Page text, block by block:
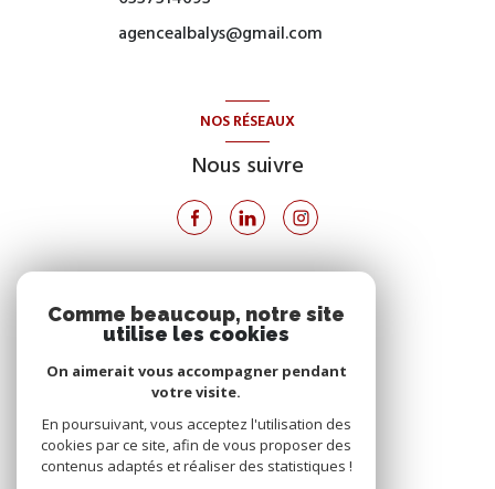
agencealbalys@gmail.com
NOS RÉSEAUX
Nous suivre
VOTRE ESPACE
Espace propriétaire
Comme beaucoup, notre site
utilise les cookies
On aimerait vous accompagner pendant
votre visite.
En poursuivant, vous acceptez l'utilisation des
cookies par ce site, afin de vous proposer des
contenus adaptés et réaliser des statistiques !